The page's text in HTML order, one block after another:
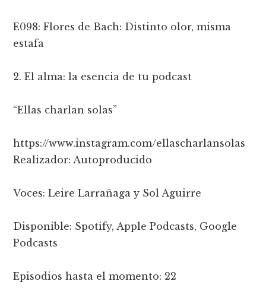
E098: Flores de Bach: Distinto olor, misma
estafa
2. El alma: la esencia de tu podcast
“Ellas charlan solas”
https://www.instagram.com/ellascharlansolas
Realizador: Autoproducido
Voces: Leire Larrañaga y Sol Aguirre
Disponible: Spotify, Apple Podcasts, Google
Podcasts
Episodios hasta el momento: 22